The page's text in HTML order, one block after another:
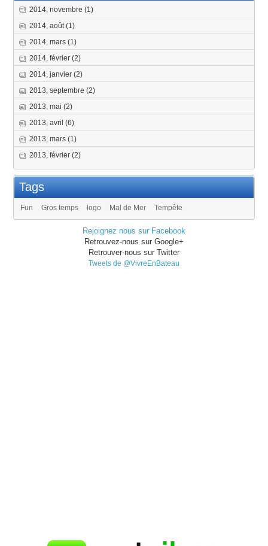
2014, novembre(1)
2014, août(1)
2014, mars(1)
2014, février(2)
2014, janvier(2)
2013, septembre(2)
2013, mai(2)
2013, avril(6)
2013, mars(1)
2013, février(2)
Tags
Fun Gros temps logo Mal de Mer Tempête
Rejoignez nous sur Facebook
Retrouvez-nous sur Google+
Retrouver-nous sur Twitter
Tweets de @VivreEnBateau